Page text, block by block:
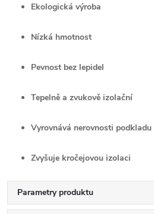
Ekologická výroba
Nízká hmotnost
Pevnost bez lepidel
Tepelně a zvukově izolační
Vyrovnává nerovnosti podkladu
Zvyšuje kročejovou izolaci
Parametry produktu